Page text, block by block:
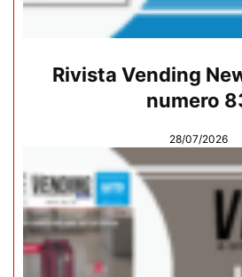
Rivista Vending
numero
28/07/2026